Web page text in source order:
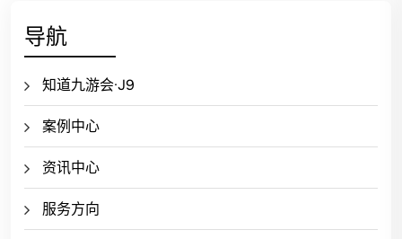
导航
知道九游会·J9
案例中心
资讯中心
服务方向